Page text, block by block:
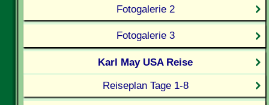
Fotogalerie 2
Fotogalerie 3
Karl May USA Reise
Reiseplan Tage 1-8